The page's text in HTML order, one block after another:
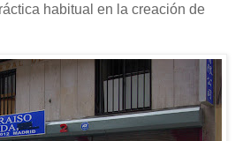
habitual en la creación de